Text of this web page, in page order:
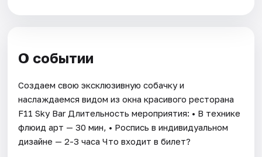
О событии
Создаем свою эксклюзивную собачку и
наслаждаемся видом из окна красивого ресторана
F11 Sky Bar Длительность мероприятия: • В технике
флюид арт — 30 мин, • Роспись в индивидуальном
дизайне — 2-3 часа Что входит в билет?